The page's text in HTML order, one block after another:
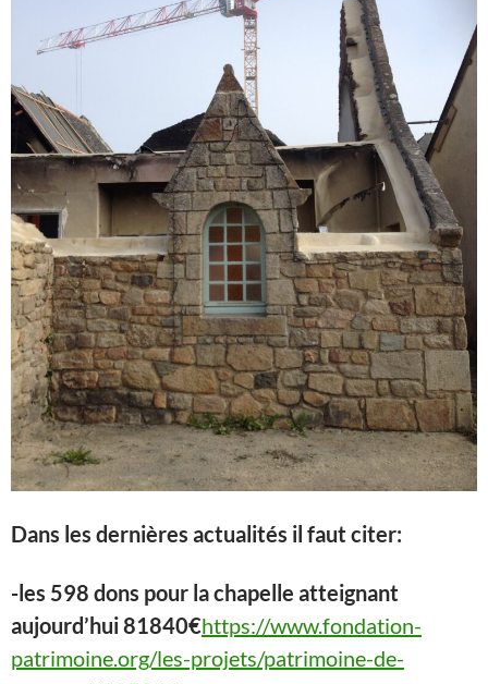
Dans les dernières actualités il faut citer:
-les 598 dons pour la chapelle atteignant
aujourd’hui 81840€https://www.fondation-
patrimoine.org/les-projets/patrimoine-de-